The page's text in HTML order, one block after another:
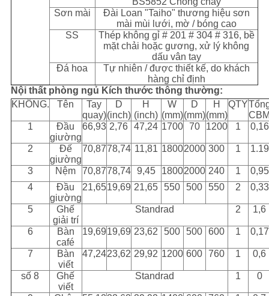
Sơn mài
Đài Loan "Taiho" thương hiệu sơn
mài mùi lưới, mờ / bóng cao
SS
Thép không gỉ # 201 # 304 # 316, bề
mặt chải hoặc gương, xử lý không
dấu vân tay
Đá hoa
Tự nhiên / được thiết kế, do khách
hàng chỉ định
Nội thất phòng ngủ Kích thước thông thường:
KHÔNG.
Tên
Tay
quay)
D
(inch)
H
(inch)
W
(mm)
D
(mm)
H
(mm)
QTY
1
Đầu
giường
66,93 2,76 47,24 1700 70 1200 1 0,16
2
Đế
giường
70,8778,74 11,81 18002000 300 1 1.19
3 Nệm 70,8778,74 9,45 18002000 240 1
0,95
4
Đầu
giường
21,6519,69 21,65 550 500 550 2 0,33
5
Ghế
giải trí
Standrad 2 1,6
6
Bàn
café
19,6919,69 23,62 500 500 600 1 0,17
7
Bàn
viết
47,2423,62 29,92 1200 600 760 1 0,6
số 8
Ghế
viết
Standrad 1 0